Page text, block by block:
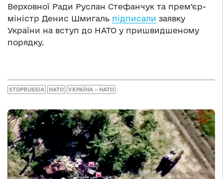
Верховної Ради Руслан Стефанчук та прем’єр-
міністр Денис Шмигаль підписали заявку
України на вступ до НАТО у пришвидшеному
порядку.
STOPRUSSIA НАТО УКРАЇНА – НАТО